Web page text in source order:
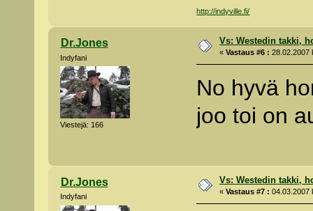
http://indyville.fi/
Dr.Jones
Indyfani
Viestejä: 166
Vs: Westedin takki,
«Vastaus #6 : 28.02.2007
No hyvä
joo toi on
Dr.Jones
Indyfani
Vs: Westedin takki,
«Vastaus #7 : 04.03.2007